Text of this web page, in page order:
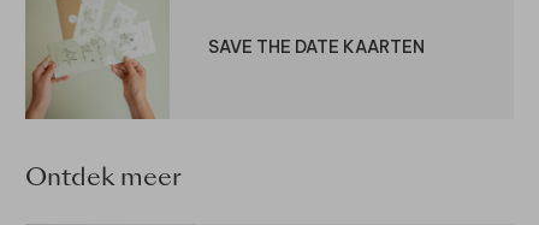
SAVE THE DATE KAARTEN
Ontdek meer